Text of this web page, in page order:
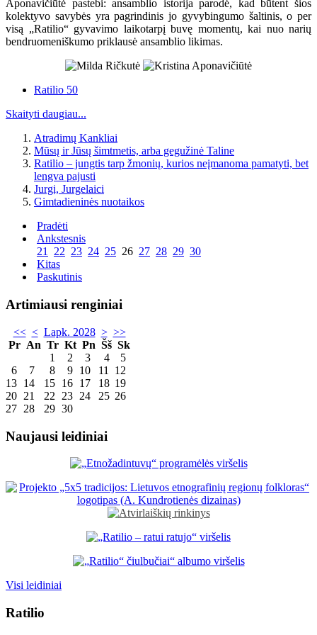
Aponavičiūtė pastebi: ansamblio istorija parodė, kad būtent šios
kolektyvo savybės yra pagrindinis jo gyvybingumo šaltinis, o per
visą „Ratilio“ gyvavimo laikotarpį buvę momentų, kai nuo narių
bendruomeniškumo priklausė ansamblio likimas.
Ratilio 50
Skaityti daugiau...
Atradimų Kankliai
Mūsų ir Jūsų šimtmetis, arba gegužinė Taline
Ratilio – jungtis tarp žmonių, kurios neįmanoma pamatyti, bet
lengva pajusti
Jurgi, Jurgelaici
Gimtadieninės nuotaikos
Pradėti
Ankstesnis
21 22 23 24 25 26 27 28 29 30
Kitas
Paskutinis
Artimiausi renginiai
<< < Lapk. 2028 > >>
Pr An Tr Kt Pn Šš Sk
1
2 3 4
5
6
7 8 9 10 11
12
13 14 15 16 17 18 19
20 21 22 23 24 25 26
27 28 29 30
Naujausi leidiniai
Visi leidiniai
Ratilio